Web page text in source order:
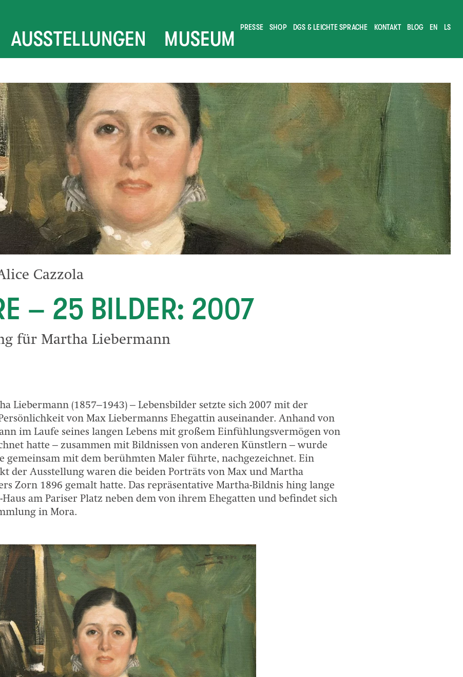
AUSSTELLUNGEN MUSEUM PRESSE SHOP DGS & LEICHTE SPRACHE KONTAKT BLOG EN LS
– 25 BILDER: 2007
Cazzola
für Martha Liebermann
Liebermann (1857–1943) – Lebensbilder setzte sich 2007 mit der
von Max Liebermanns Ehegattin auseinander. Anhand von
im Laufe seines langen Lebens mit großem Einfühlungsvermögen von
hatte – zusammen mit Bildnissen von anderen Künstlern – wurde
gemeinsam mit dem berühmten Maler führte, nachgezeichnet. Ein
der Ausstellung waren die beiden Porträts von Max und Martha
Zorn 1896 gemalt hatte. Das repräsentative Martha-Bildnis hing lange
am Pariser Platz neben dem von ihrem Ehegatten und befindet sich
in Mora.